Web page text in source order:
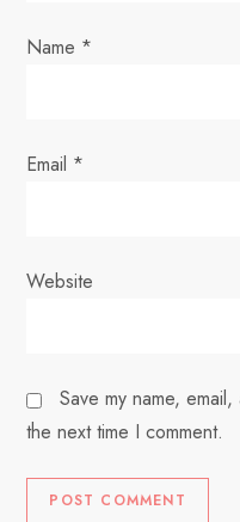
n
Name *
Email *
Website
Save my name,
the next time I comment.